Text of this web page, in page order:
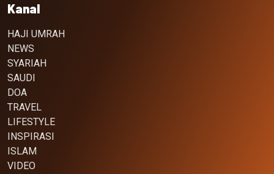
Kanal
HAJI UMRAH
NEWS
SYARIAH
SAUDI
DOA
TRAVEL
LIFESTYLE
INSPIRASI
ISLAM
VIDEO